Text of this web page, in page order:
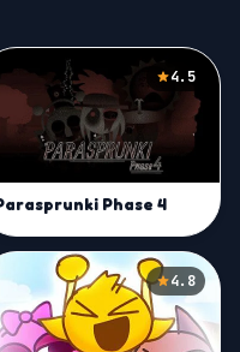
4.5
Phase 4
4.8